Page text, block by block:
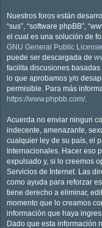
Nuestros foros están
“sus”, “software phpBB”,
el cual es una solución de
GNU General Public
puede ser descargada de
facilita discusiones
lo que aprobamos y/o
permisible. Para más
https://www.phpbb.com/.
Acuerda no enviar ningun
indecente, amenazante,
cualquier ley de su país, el
Internacionales. Hacer eso
expulsado y, si lo creemos
Servicios de Internet. Las
como ayuda para reforzar
tiene derecho a eliminar,
momento que lo creamos
información que haya
Dado que esta información